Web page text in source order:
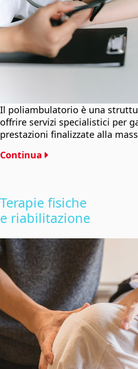
Il poliambulatorio è una
offrire servizi specialistici per
prestazioni finalizzate alla
Continua
Terapie fisiche
e riabilitazione